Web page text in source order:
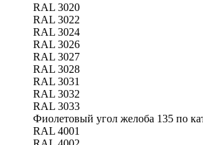
RAL 3020
RAL 3022
RAL 3024
RAL 3026
RAL 3027
RAL 3028
RAL 3031
RAL 3032
RAL 3033
Фиолетовый угол желоба 135 по
RAL 4001